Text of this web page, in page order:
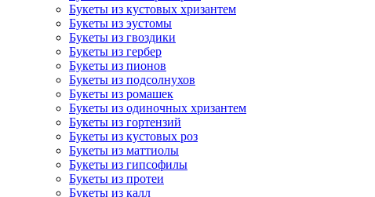
Букеты из кустовых хризантем
Букеты из эустомы
Букеты из гвоздики
Букеты из гербер
Букеты из пионов
Букеты из подсолнухов
Букеты из ромашек
Букеты из одиночных хризантем
Букеты из гортензий
Букеты из кустовых роз
Букеты из маттиолы
Букеты из гипсофилы
Букеты из протеи
Букеты из калл